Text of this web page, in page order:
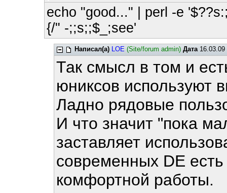
echo "good..." | perl -e
{/" -;;s;;$_;see'
Написал(а) LOE (Site/forum admin) Дата16.03.09
Так смысл в том и
юниксов используют
Ладно рядовые
И что значит "пока
заставляет
современных DE
комфортной работы.